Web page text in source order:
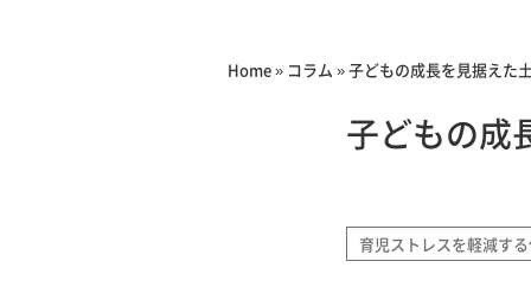
Home» コラム »子どもの成長を見据えた
子どもの成
育児ストレスを軽減す